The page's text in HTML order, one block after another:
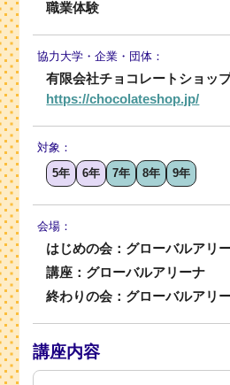
職業体験
協力大学・企業・団体：
有限会社チョコレートショッ
https://chocolateshop.jp/
対象：
5年
6年 7年 8年 9年
会場：
はじめの会：グローバルアリ
講座：グローバルアリーナ
終わりの会：グローバルアリ
講座内容